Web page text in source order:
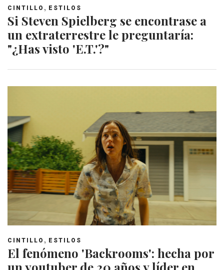
CINTILLO , ESTILOS
Si Steven Spielberg se encontrase a
un extraterrestre le preguntaría:
"¿Has visto 'E.T.'?"
CINTILLO , ESTILOS
El fenómeno 'Backrooms': hecha por